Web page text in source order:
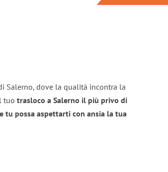
Salerno, dove la qualità incontra la
tuo trasloco a Salerno il più privo di
tu possa aspettarti con ansia la tua